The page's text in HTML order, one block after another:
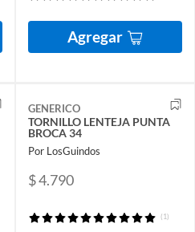
Agregar
GENERICO
TORNILLO LENTEJA PUNTA
BROCA 34
Por LosGuindos
$ 4.790
(1)